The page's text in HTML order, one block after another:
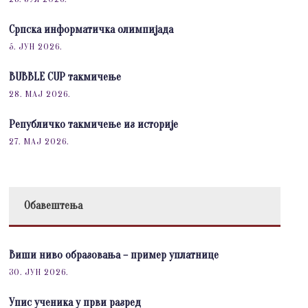
Српска информатичка олимпијада
5. ЈУН 2026.
BUBBLE CUP такмичење
28. МАЈ 2026.
Републичко такмичење из историје
27. МАЈ 2026.
Обавештења
Виши ниво образовања – пример уплатнице
30. ЈУН 2026.
Упис ученика у први разред